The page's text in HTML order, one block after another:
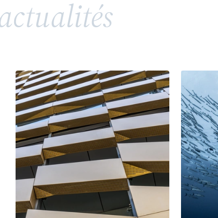
répandue, soulève toutefois des enjeux juridiques
complexes en matière de propriété intellectuelle
même famille, l’utilisation d’un patronyme comme
marque nécessite une vigilance particulière.